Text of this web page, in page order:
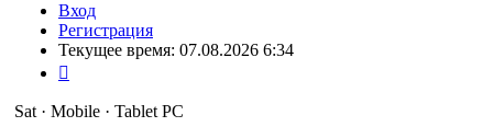
Вход
Регистрация
Текущее время: 07.08.2026 6:34
Sat · Mobile · Tablet PC